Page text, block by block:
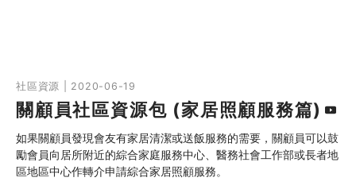
社區資源 | 2020-06-19
關顧員社區資源包 (家居照顧服務篇)
如果關顧員發現會友有家居清潔或送飯服務的需要，關顧員可以鼓
勵會員向居所附近的綜合家庭服務中心、醫務社會工作部或長者地
區地區中心作轉介申請綜合家居照顧服務。